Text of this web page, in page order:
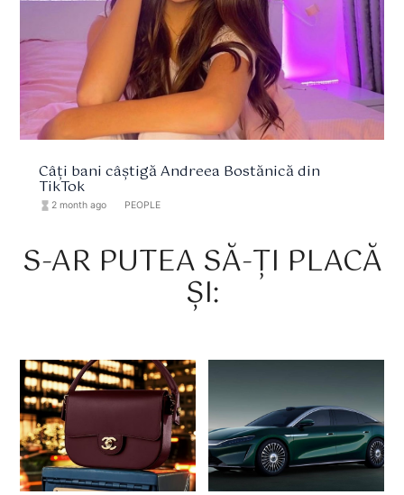
Câți bani câștigă Andreea Bostănică din
TikTok
hourglass_full 2 month ago PEOPLE
S-AR PUTEA SĂ-ȚI PLACĂ
ȘI: